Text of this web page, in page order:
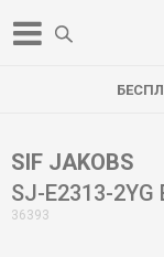
SIF JAKOBS
SJ-E2313-2YG
36393